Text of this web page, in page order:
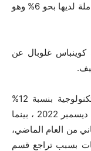
بتسريح عمالها، حيث تسعى لتقليل القوة العاملة لديها بحو 6% وهو
غلوبال عن
وتراجع صافي دخل شركة مايكروسوفت التكنولوجية بنسبة 12%
في الربع الثاني لعام 2023، المنتهي في 31 ديسمبر 2022 ، بينما
بالربع الثاني من العام الماضي،
بسبب تراجع قسم